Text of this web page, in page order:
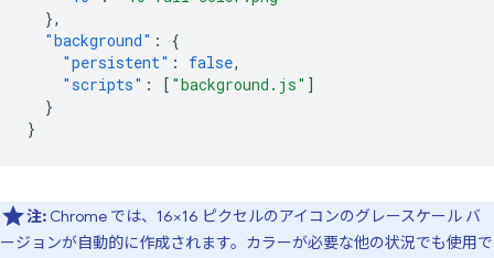
},
"background" :
{
"persistent" : false,
"scripts" : [ "background.js" ]
}
}
注: Chrome では、16×16 ピクセルのアイコンのグレースケール バ
ージョンが自動的に作成されます。カラーが必要な他の状況でも使用で